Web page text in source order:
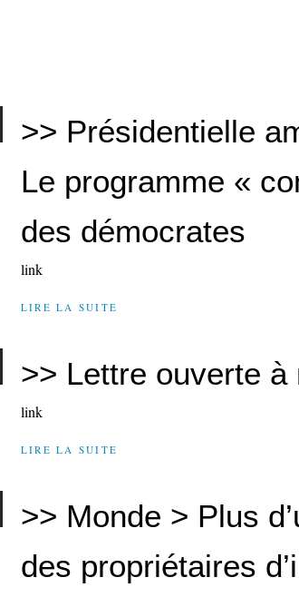
>> Présidentielle
Le programme «
des démocrates
link
LIRE LA SUITE
>> Lettre ouverte à
link
LIRE LA SUITE
>> Monde > Plus
des propriétaires